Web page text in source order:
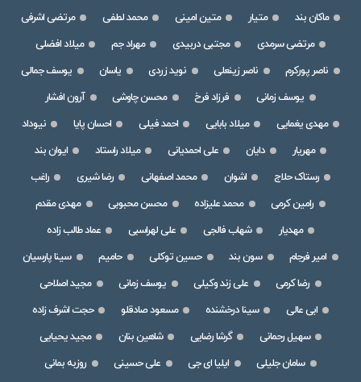
ماکان بند
متیار متین امینی محمد لطفی
مرتضی اشرفی
مرتضی سرمدی
مجتبی دربیدی مهراد جم
میلاد افضلی
ناصر پورکرم
ناصر زینعلی نوید زردی یاسان
یوسف جمالی
یوسف زمانی
فرزاد فرخ محسن چاوشی
آرون افشار
مهدی یغمایی
میلاد بابایی احمد فیلی احسان پایا
نیوداد
مهریار
دایان علی احمدیانی میلاد راستاد
ایوان بند
رستاک حلاج
اشوان محمد اصفهانی رضا شیری
راغب
رامین کرمی
محمد علیزاده محسن محبوبی
مهدی مقدم
مهدیار
شهاب فالجی علی لهراسبی
عماد طالب زاده
امیر فرجام
سون بند حسین توکلی حامیم
سینا پارسیان
رضا کرمی
علی زند وکیلی یوسف زمانی
مجید اصلاحی
ابی عالی
سینا درخشنده مسعود صادقلو
حجت اشرف زاده
سهیل رحمانی
گرشا رضایی شاهین بنان
مجید یحیایی
سامان جلیلی
ایلیا ای جی علی حسینی
روزبه بمانی